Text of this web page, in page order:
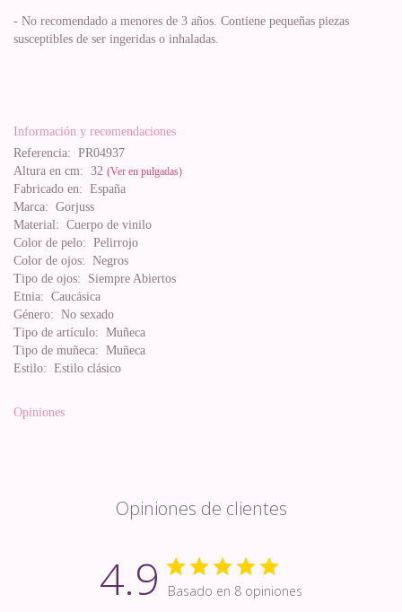
- No recomendado a menores de 3 años. Contiene pequeñas piezas
susceptibles de ser ingeridas o inhaladas.
Información y recomendaciones
Referencia: PR04937
Altura en cm: 32 (Ver en pulgadas)
Fabricado en: España
Marca: Gorjuss
Material: Cuerpo de vinilo
Color de pelo: Pelirrojo
Color de ojos: Negros
Tipo de ojos: Siempre Abiertos
Etnia: Caucásica
Género: No sexado
Tipo de artículo: Muñeca
Tipo de muñeca: Muñeca
Estilo: Estilo clásico
Opiniones
Opiniones de clientes
4.9 Basado en 8 opiniones